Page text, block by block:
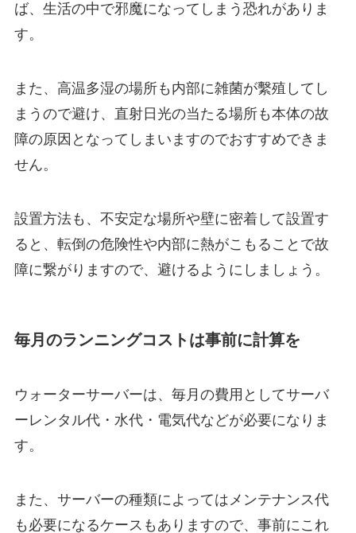
ば、生活の中で邪魔になってしまう恐れがありま
す。
また、高温多湿の場所も内部に雑菌が繫殖してし
まうので避け、直射日光の当たる場所も本体の故
障の原因となってしまいますのでおすすめできま
せん。
設置方法も、不安定な場所や壁に密着して設置す
ると、転倒の危険性や内部に熱がこもることで故
障に繋がりますので、避けるようにしましょう。
毎月のランニングコストは事前に計算を
ウォーターサーバーは、毎月の費用としてサーバ
ーレンタル代・水代・電気代などが必要になりま
す。
また、サーバーの種類によってはメンテナンス代
も必要になるケースもありますので、事前にこれ